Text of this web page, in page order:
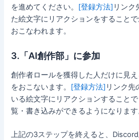
を進めてください。 [登録方法] リンク
た絵文字にリアクションをすること
おこなわれます。
3.「AI創作部」に参加
創作者ロールを獲得した人だけに見
をおこないます。 [登録方法] リンク先
いる絵文字にリアクションすること
覧・書き込みができるようになります
上記の3ステップを終えると、